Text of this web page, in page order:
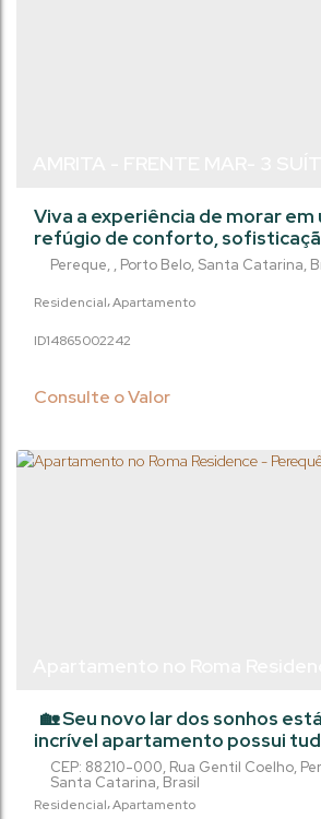
Residencial Apartamento
Consulte o Valor
2242
1486500
Pereque , Porto Belo, Santa Catarina,
Viva a experiência de morar
refúgio de conforto,
com a natureza. Este empreendimento
design inteligente e uma vista
endereços mais desejados do
fundos integrados á natureza,
Residencial Apartamento
CEP: 88210-000, Rua Gentil Coelho,
Santa Catarina, Brasil
🏡 Seu novo lar dos sonhos está à
incrível apartamento possui
precisa para viver com
Com churrasqueira para reunir
familiares, despensa para